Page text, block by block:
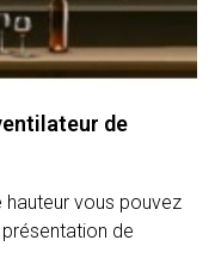
de
hauteur vous pouvez
de